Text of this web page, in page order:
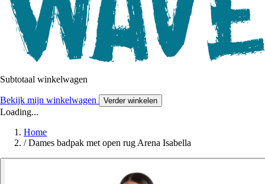
Subtotaal winkelwagen
Bekijk mijn winkelwagen Verder winkelen
Loading...
Home
/ Dames badpak met open rug Arena Isabella